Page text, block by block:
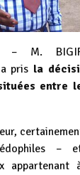
– M.
pris la
entre
–